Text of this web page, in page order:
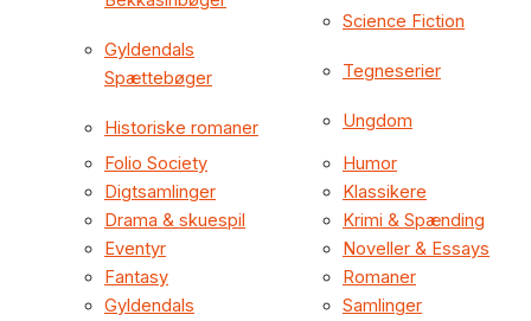
Gyldendals
Spættebøger
Historiske romaner
Science Fiction
Tegneserier
Ungdom
Folio Society
Digtsamlinger
Drama & skuespil
Eventyr
Fantasy
Gyldendals
Humor
Klassikere
Krimi & Spænding
Noveller & Essays
Romaner
Samlinger